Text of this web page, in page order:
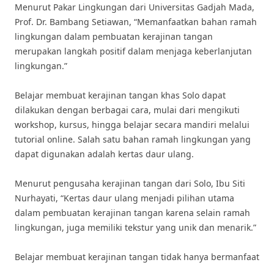
Menurut Pakar Lingkungan dari Universitas Gadjah Mada,
Prof. Dr. Bambang Setiawan, “Memanfaatkan bahan ramah
lingkungan dalam pembuatan kerajinan tangan
merupakan langkah positif dalam menjaga keberlanjutan
lingkungan.”
Belajar membuat kerajinan tangan khas Solo dapat
dilakukan dengan berbagai cara, mulai dari mengikuti
workshop, kursus, hingga belajar secara mandiri melalui
tutorial online. Salah satu bahan ramah lingkungan yang
dapat digunakan adalah kertas daur ulang.
Menurut pengusaha kerajinan tangan dari Solo, Ibu Siti
Nurhayati, “Kertas daur ulang menjadi pilihan utama
dalam pembuatan kerajinan tangan karena selain ramah
lingkungan, juga memiliki tekstur yang unik dan menarik.”
Belajar membuat kerajinan tangan tidak hanya bermanfaat